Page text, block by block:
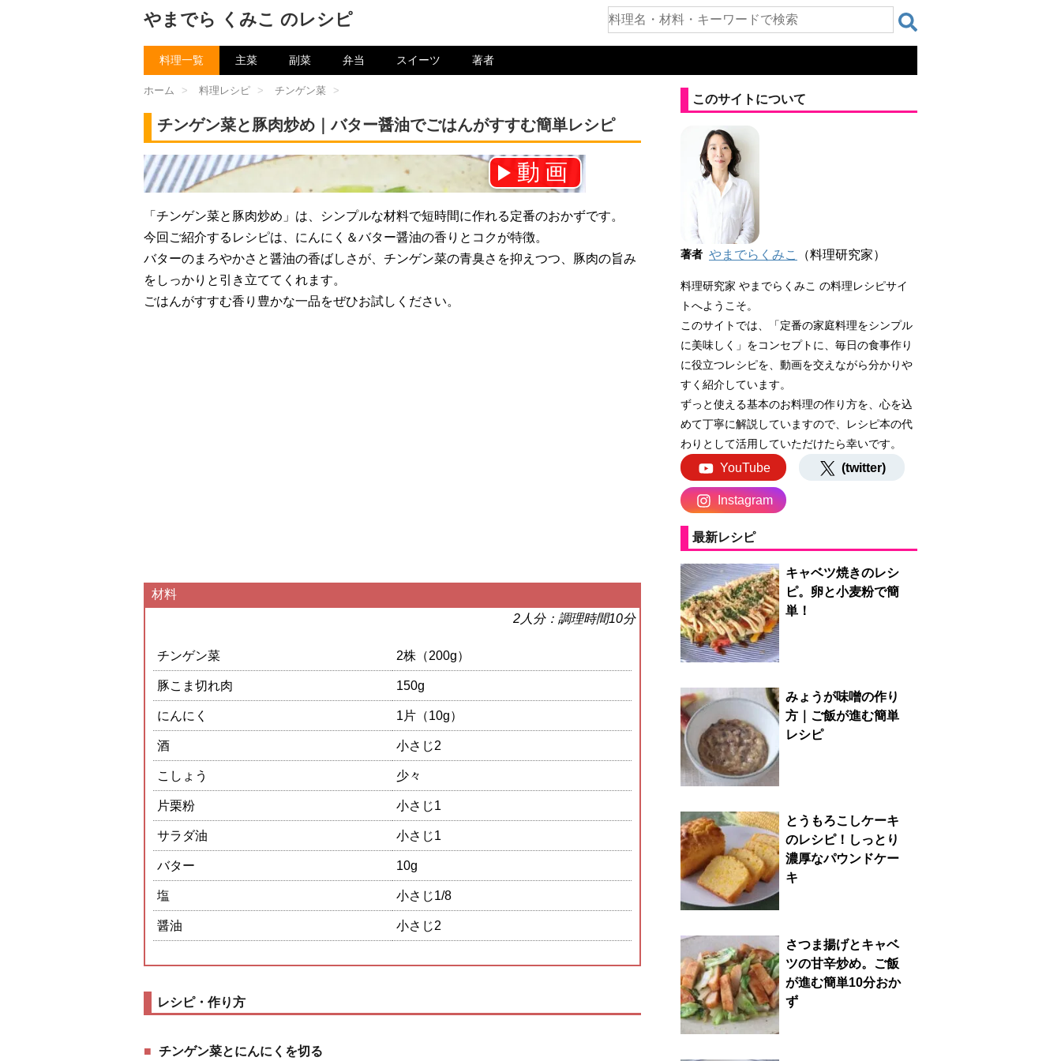
やまでら くみこ のレシピ
料理一覧 主菜 副菜 弁当 スイーツ 著者
ホーム > 料理レシピ > チンゲン菜 >
チンゲン菜と豚肉炒め｜バター醤油でごはんがすすむ簡単レシピ
動画
チャンネル登録をお願いします！⇒
「チンゲン菜と豚肉炒め」は、シンプルな材料で短時間に作れる定番のおかずです。
今回ご紹介するレシピは、にんにく＆バター醤油の香りとコクが特徴。
バターのまろやかさと醤油の香ばしさが、チンゲン菜の青臭さを抑えつつ、豚肉の旨み
をしっかりと引き立ててくれます。
ごはんがすすむ香り豊かな一品をぜひお試しください。
材料
2人分：調理時間10分
チンゲン菜 2株（200g）
豚こま切れ肉 150g
にんにく 1片（10g）
酒 小さじ2
こしょう 少々
片栗粉 小さじ1
サラダ油 小さじ1
バター 10g
塩 小さじ1/8
醤油 小さじ2
レシピ・作り方
チンゲン菜とにんにくを切る
このサイトについて
著者 やまでらくみこ （料理研究家）
料理研究家 やまでらくみこ の料理レシピサイ
トへようこそ。
このサイトでは、「定番の家庭料理をシンプル
に美味しく」をコンセプトに、毎日の食事作り
に役立つレシピを、動画を交えながら分かりや
すく紹介しています。
ずっと使える基本のお料理の作り方を、心を込
めて丁寧に解説していますので、レシピ本の代
わりとして活用していただけたら幸いです。
YouTube (twitter)
Instagram
最新レシピ
キャベツ焼きのレシ
ピ。卵と小麦粉で簡
単！
みょうが味噌の作り
方｜ご飯が進む簡単
レシピ
とうもろこしケーキ
のレシピ！しっとり
濃厚なパウンドケー
キ
さつま揚げとキャベ
ツの甘辛炒め。ご飯
が進む簡単10分おか
ず